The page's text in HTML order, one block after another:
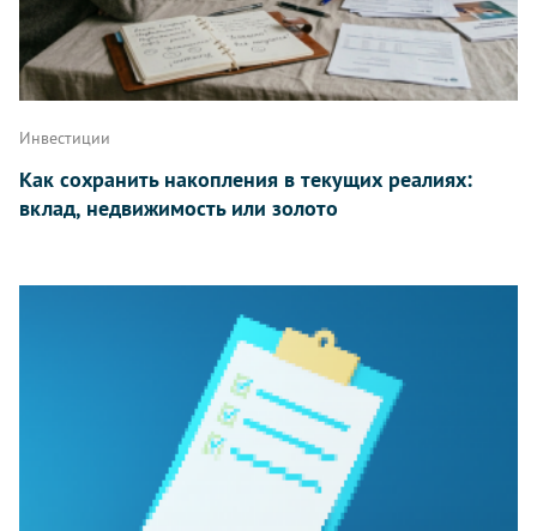
Инвестиции
Как сохранить накопления в текущих реалиях:
вклад, недвижимость или золото